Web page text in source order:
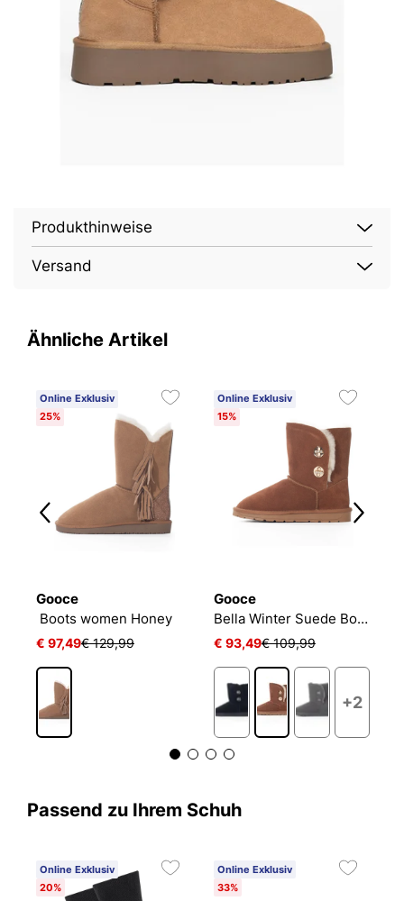
Produkthinweise
Versand
Ähnliche Artikel
Online Exklusiv
25%
Gooce
Boots women Honey
€ 97,49€ 129,99
Online Exklusiv
15%
Gooce
Bella Winter Suede Boots
€ 93,49€ 109,99
+2
Passend zu Ihrem Schuh
Online Exklusiv
20%
Online Exklusiv
33%